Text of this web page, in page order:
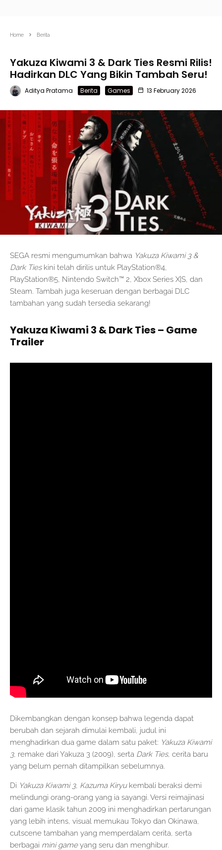
Home Berita
Yakuza Kiwami 3 & Dark Ties Resmi Rilis!
Hadirkan DLC Yang Bikin Tambah Seru!
Aditya Pratama Berita Games 13 February 2026
SEGA resmi mengumumkan bahwa Yakuza Kiwami 3 &
Dark Tieskini telah dirilis untuk PlayStation®4,
PlayStation®5, Nintendo Switch™ 2, Xbox Series X|S, dan
Steam. Tambah juga keseruan dengan berbagai DLC
tambahan yang sudah tersedia sekarang!
Yakuza Kiwami 3 & Dark Ties – Game
Trailer
Dikembangkan dengan konsep bahwa legenda dapat
berubah dan sejarah dimulai kembali, judul ini
menghadirkan dua game dalam satu paket: Yakuza Kiwami
3, remake dari Yakuza 3 (2009), serta Dark Ties, cerita baru
yang belum pernah ditampilkan sebelumnya.
Di Yakuza Kiwami 3, Kazuma Kiryukembali beraksi demi
melindungi orang-orang yang ia sayangi. Versi reimajinasi
dari game klasik tahun 2009 ini menghadirkan pertarungan
yang lebih intens, visual memukau Tokyo dan Okinawa,
cutscene tambahan yang memperdalam cerita, serta
berbagai mini gameyang seru dan menghibur.